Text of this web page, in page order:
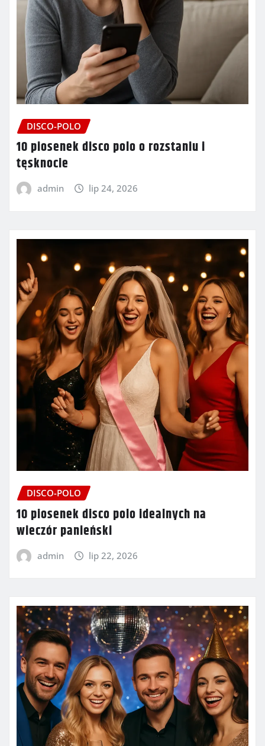
DISCO-POLO
10 piosenek disco polo o rozstaniu i
tęsknocie
admin lip 24, 2026
DISCO-POLO
10 piosenek disco polo idealnych na
wieczór panieński
admin lip 22, 2026